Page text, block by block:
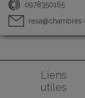
0978350165
Liens
utiles